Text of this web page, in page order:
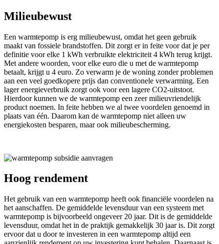
Milieubewust
Een warmtepomp is erg milieubewust, omdat het geen gebruik
maakt van fossiele brandstoffen. Dit zorgt er in feite voor dat je per
definitie voor elke 1 kWh verbruikte elektriciteit 4 kWh terug krijgt.
Met andere woorden, voor elke euro die u met de warmtepomp
betaalt, krijgt u 4 euro. Zo verwarm je de woning zonder problemen
aan een veel goedkopere prijs dan conventionele verwarming. Een
lager energieverbruik zorgt ook voor een lagere CO2-uitstoot.
Hierdoor kunnen we de warmtepomp een zeer milieuvriendelijk
product noemen. In feite hebben we al twee voordelen genoemd in
plaats van één. Daarom kan de warmtepomp niet alleen uw
energiekosten besparen, maar ook milieubescherming.
Hoog rendement
Het gebruik van een warmtepomp heeft ook financiële voordelen na
het aanschaffen. De gemiddelde levensduur van een systeem met
warmtepomp is bijvoorbeeld ongeveer 20 jaar. Dit is de gemiddelde
levensduur, omdat het in de praktijk gemakkelijk 30 jaar is. Dit zorgt
ervoor dat u door te investeren in een warmtepomp altijd een